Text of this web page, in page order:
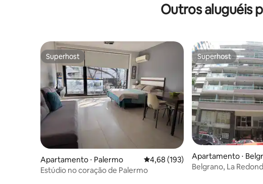
Outros aluguéis
Superhost
Superhost
Apartamento ⋅ Palermo 4,68 de uma avaliação média de 5,
4,68 (193)
Estúdio no coração de Palermo
Superhost
Superhost
Apartamento ⋅
Belgrano, La